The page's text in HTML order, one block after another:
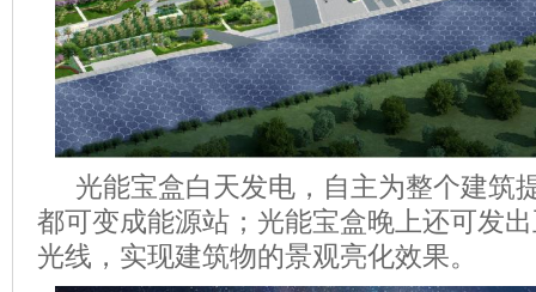
光能宝盒白天发电，自主为整个建筑
都可变成能源站；光能宝盒晚上还可发
光线，实现建筑物的景观亮化效果。